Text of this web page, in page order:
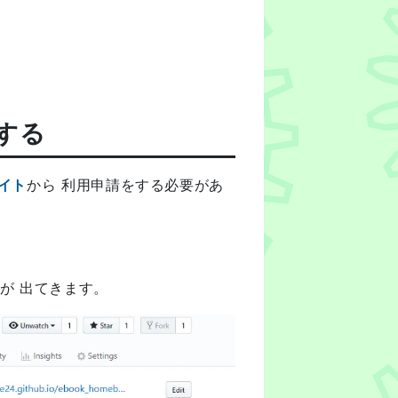
る
トから 利用申請をする必要があ
出てきます。